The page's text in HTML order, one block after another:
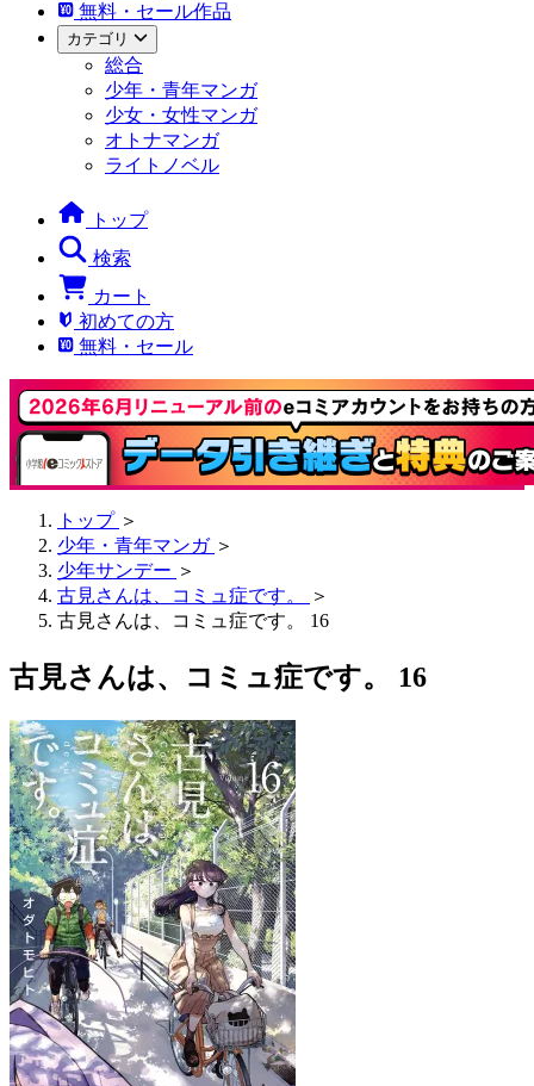
無料・セール作品
カテゴリ
総合
少年・青年マンガ
少女・女性マンガ
オトナマンガ
ライトノベル
トップ
検索
カート
初めての方
無料・セール
トップ ＞
少年・青年マンガ ＞
少年サンデー ＞
古見さんは、コミュ症です。
＞
古見さんは、コミュ症です。 16
古見さんは、コミュ症です。 16